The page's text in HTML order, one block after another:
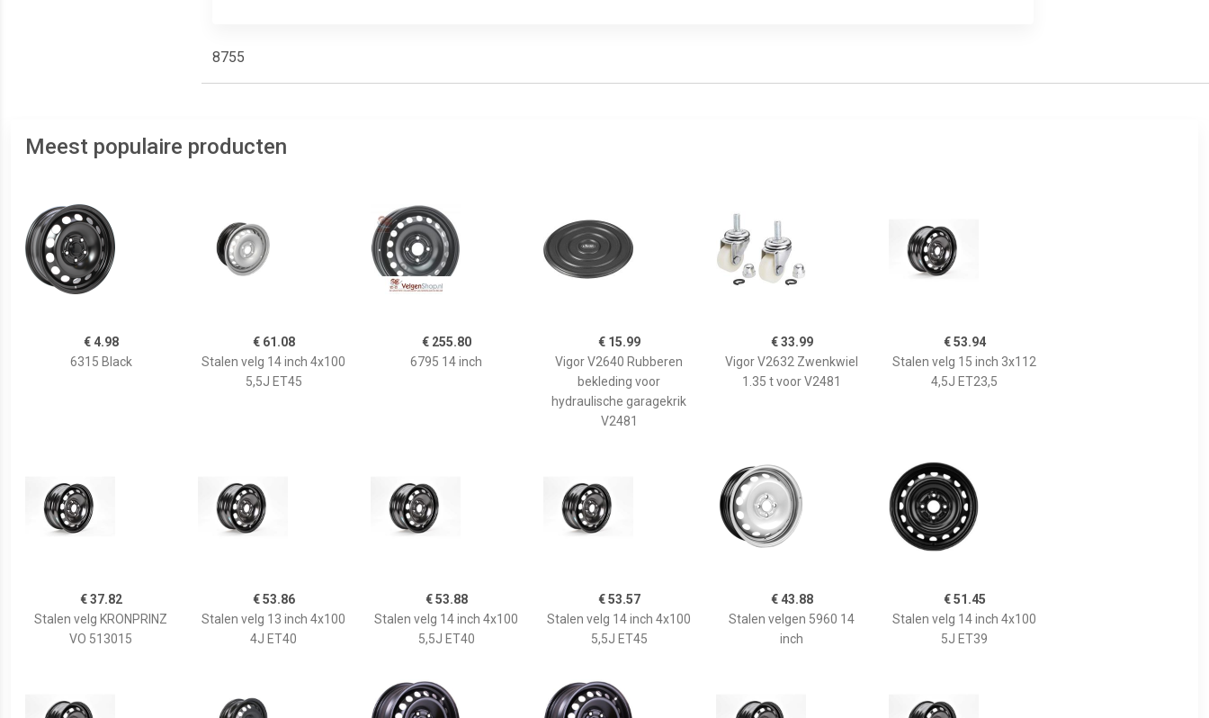
8755
Meest populaire producten
€ 4.98
6315 Black
€ 61.08
Stalen velg 14 inch 4x100
5,5J ET45
€ 255.80
6795 14 inch
€ 15.99
Vigor V2640 Rubberen
bekleding voor
hydraulische garagekrik
V2481
€ 33.99
Vigor V2632 Zwenkwiel
1.35 t voor V2481
€ 53.94
Stalen velg 15 inch 3x112
4,5J ET23,5
€ 37.82
Stalen velg KRONPRINZ
VO 513015
€ 53.86
Stalen velg 13 inch 4x100
4J ET40
€ 53.88
Stalen velg 14 inch 4x100
5,5J ET40
€ 53.57
Stalen velg 14 inch 4x100
5,5J ET45
€ 43.88
Stalen velgen 5960 14
inch
€ 51.45
Stalen velg 14 inch 4x100
5J ET39